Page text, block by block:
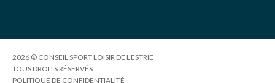
2026 © CONSEIL SPORT LOISIR DE L'ESTRIE
TOUS DROITS RÉSERVÉS
POLITIQUE DE CONFIDENTIALITÉ